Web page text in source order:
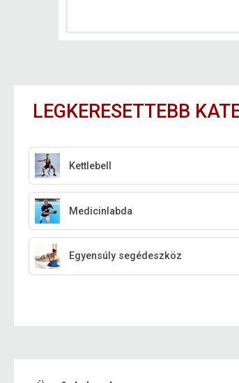
LEGKERESETTEBB
Kettlebell
Medicinlabda
Egyensúly segédeszköz